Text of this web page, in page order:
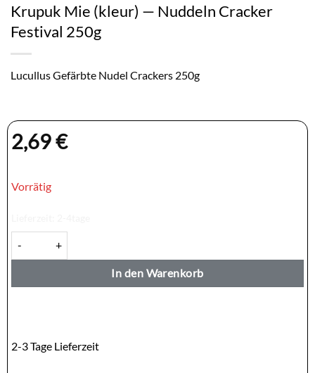
Krupuk Mie (kleur) — Nuddeln Cracker
Festival 250g
Lucullus Gefärbte Nudel Crackers 250g
2,69€
Vorrätig
In den Warenkorb
2-3 Tage Lieferzeit